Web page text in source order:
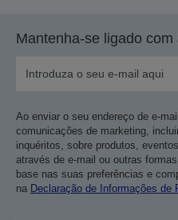
Mantenha-se ligado com
Ao enviar o seu endereço de e-
comunicações de marketing,
inquéritos, sobre produtos,
através de e-mail ou outras
base nas suas preferências e
na Declaração de Informações de